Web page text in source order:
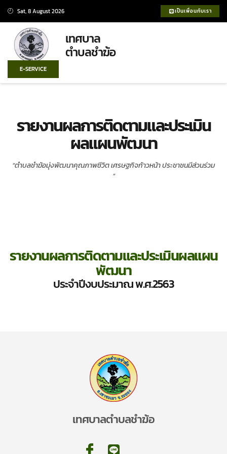
Sat, 8 August 2026 เป็นเพื่อนกับเรา
เทศบาล
ตำบลชำฆ้อ
E-SERVICE
รายงานผลการติดตามและประเมิน
ผลแผนพัฒนา
“ตำบลชำฆ้อมุ่งพัฒนาคุณภาพชีวิต เศรษฐกิจก้าวหน้า ประชาชนมีส่วนร่วม
”
รายงานผลการติดตามและประเมินผลแผน
พัฒนา
ประจำปีงบประมาณ พ.ศ.2563
เทศบาลตำบลชำฆ้อ